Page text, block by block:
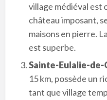
village médiéval est
château imposant,
maisons en pierre.
est superbe.
Sainte-Eulalie-de-
15 km, possède un
tant que village